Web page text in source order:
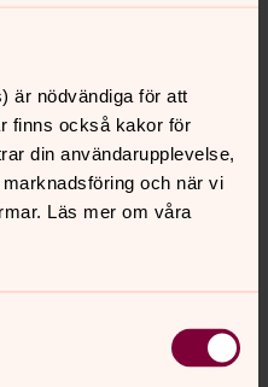
är nödvändiga för att
finns också kakor för
din användarupplevelse,
och när vi
Läs mer om våra